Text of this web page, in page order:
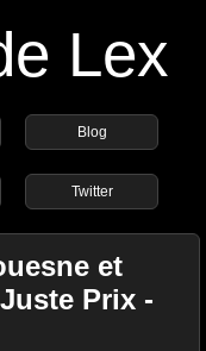
Lex
Blog
Twitter
et
Prix -